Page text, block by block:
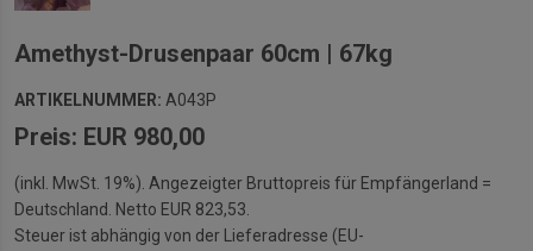
Amethyst-Drusenpaar 60cm | 67kg
ARTIKELNUMMER: A043P
Preis: EUR 980,00
(inkl. MwSt. 19%). Angezeigter Bruttopreis für Empfängerland =
Deutschland. Netto EUR 823,53.
Steuer ist abhängig von der Lieferadresse (EU-